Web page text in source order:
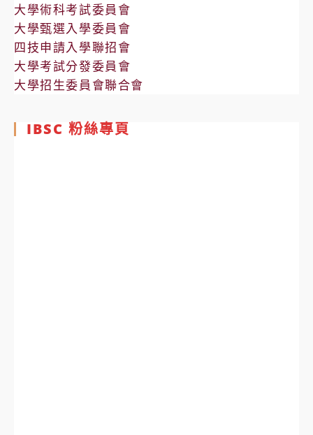
大學術科考試委員會
大學甄選入學委員會
四技申請入學聯招會
大學考試分發委員會
大學招生委員會聯合會
IBSC 粉絲專頁